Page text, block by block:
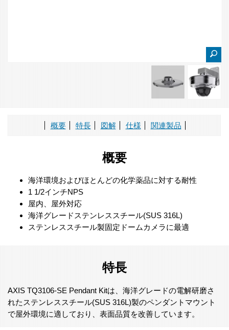
概要 特長 図解 仕様 関連製品
概要
海洋環境およびほとんどの化学薬品に対する耐性
1 1/2インチNPS
屋内、屋外対応
海洋グレードステンレススチール(SUS 316L)
ステンレススチール製固定ドームカメラに最適
特長
AXIS TQ3106-SE Pendant Kitは、海洋グレードの電解研磨さ
れたステンレススチール(SUS 316L)製のペンダントマウント
で屋外環境に適しており、表面品質を改善しています。